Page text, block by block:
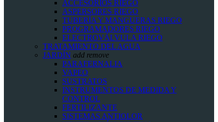
ACCESORIOS RIEGO
ASPERSORES RIEGO
TUBERÍA Y MANGUERAS RIEGO
PROGRAMADORES RIEGO
ELECTROVÁLVULA RIEGO
TRATAMIENTO DEL AGUA
JARDÍN add remove
PARAFERNALIA
VAPEO
SUSTRATOS
INSTRUMENTOS DE MEDIDA Y
CONTROL
FERTILIZANTE
SISTEMAS ANTIOLOR